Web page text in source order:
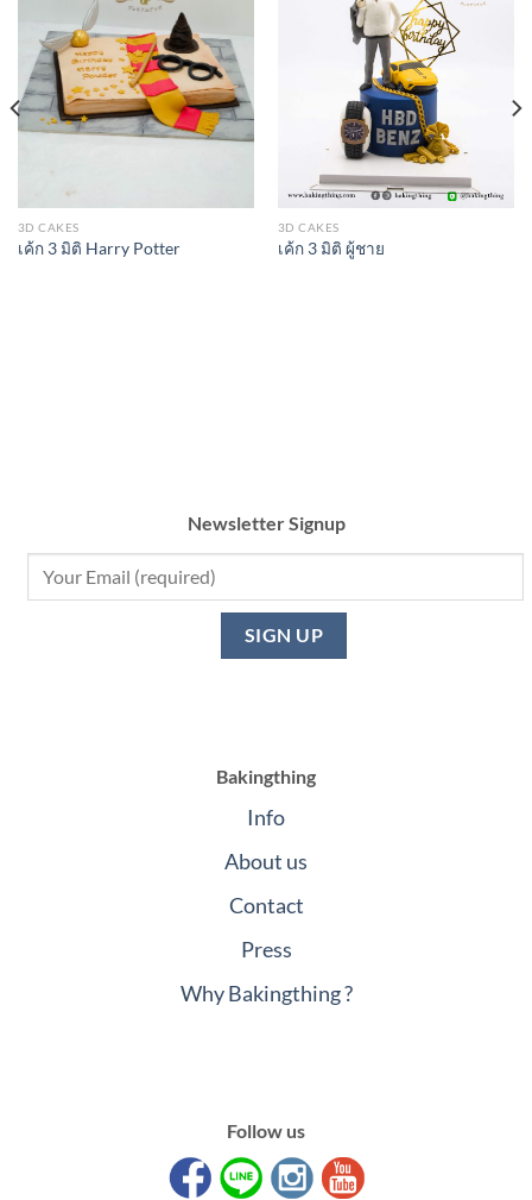
3D CAKES
เค้ก 3 มิติ Harry Potter
3D CAKES
เค้ก 3 มิติ ผู้ชาย
Newsletter Signup
Bakingthing
Info
About us
Contact
Press
Why Bakingthing ?
Follow us